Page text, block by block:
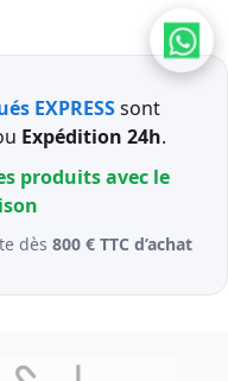
EXPRESSsont
Expédition 24h.
produits avec le
dès 800 € TTC d’achat